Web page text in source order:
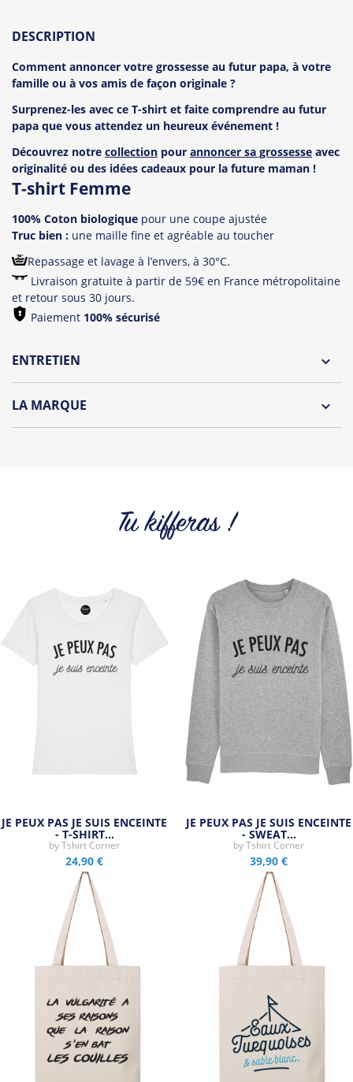
DESCRIPTION
Comment annoncer votre grossesse au futur papa, à votre
famille ou à vos amis de façon originale ?
Surprenez-les avec ce T-shirt et faite comprendre au futur
papa que vous attendez un heureux événement !
Découvrez notre collection pour annoncer sa grossesse avec
originalité ou des idées cadeaux pour la future maman !
T-shirt Femme
100% Coton biologique pour une coupe ajustée
Truc bien : une maille fine et agréable au toucher
Repassage et lavage à l’envers, à 30°C.
Livraison gratuite à partir de 59€ en France métropolitaine
et retour sous 30 jours.
Paiement 100% sécurisé
ENTRETIEN
LA MARQUE
Tu kifferas !
JE PEUX PAS JE SUIS ENCEINTE
- T-SHIRT…
byTshirt Corner
24,90 €
JE PEUX PAS JE SUIS ENCEINTE
- SWEAT…
byTshirt Corner
39,90 €